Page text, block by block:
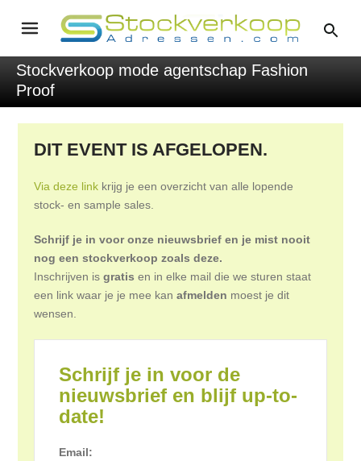
Stockverkoop mode agentschap Fashion
Proof
DIT EVENT IS AFGELOPEN.
Via deze link krijg je een overzicht van alle lopende
stock- en sample sales.
Schrijf je in voor onze nieuwsbrief en je mist nooit
nog een stockverkoop zoals deze.
Inschrijven isgratis en in elke mail die we sturen staat
een link waar je je mee kanafmelden moest je dit
wensen.
Schrijf je in voor de
nieuwsbrief en blijf up-to-
date!
Email: